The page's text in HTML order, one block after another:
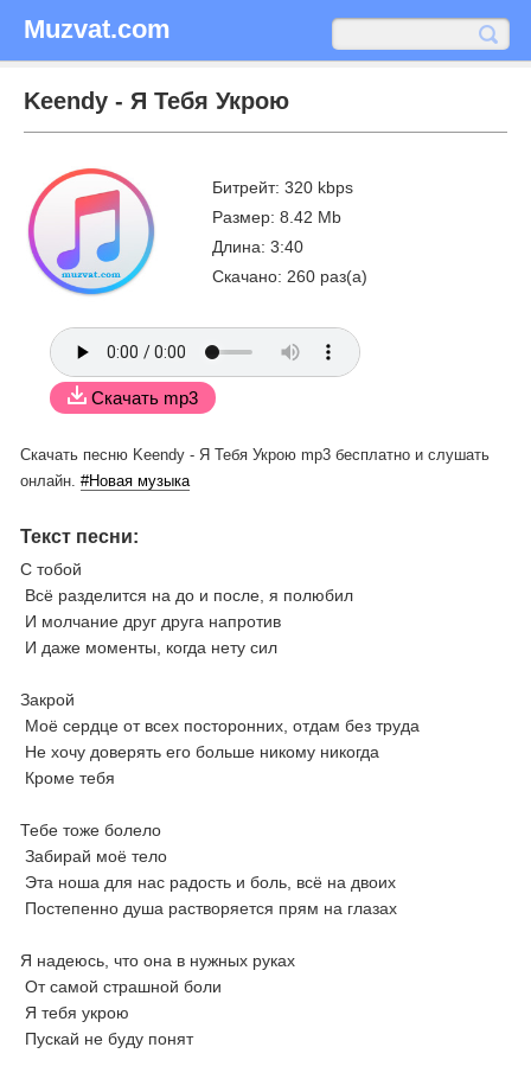
Muzvat.com
Keendy - Я Тебя Укрою
Битрейт: 320 kbps
Размер: 8.42 Mb
Длина: 3:40
Скачано: 260 раз(а)
Скачать mp3
Скачать песню Keendy - Я Тебя Укрою mp3 бесплатно и слушать
онлайн. #Новая музыка
Текст песни:
С тобой
Всё разделится на до и после, я полюбил
И молчание друг друга напротив
И даже моменты, когда нету сил
Закрой
Моё сердце от всех посторонних, отдам без труда
Не хочу доверять его больше никому никогда
Кроме тебя
Тебе тоже болело
Забирай моё тело
Эта ноша для нас радость и боль, всё на двоих
Постепенно душа растворяется прям на глазах
Я надеюсь, что она в нужных руках
От самой страшной боли
Я тебя укрою
Пускай не буду понят